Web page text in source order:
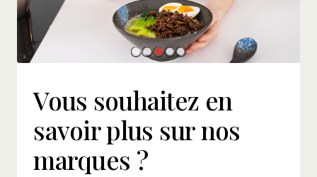
Vous souhaitez en
savoir plus sur nos
marques ?